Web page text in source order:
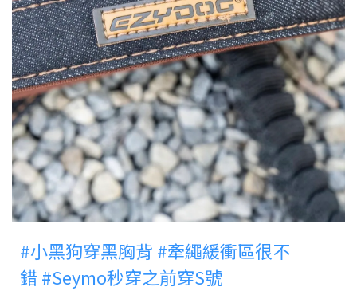
#小黑狗穿黑胸背 #牽繩緩衝區很不
錯 #Seymo秒穿之前穿S號